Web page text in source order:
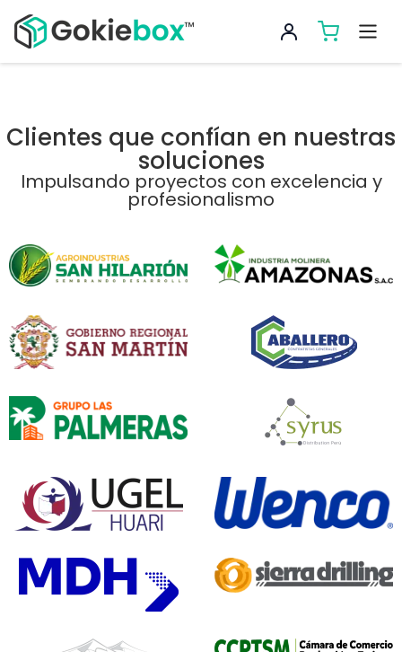
Clientes que confían en nuestras
soluciones
Impulsando proyectos con excelencia y
profesionalismo